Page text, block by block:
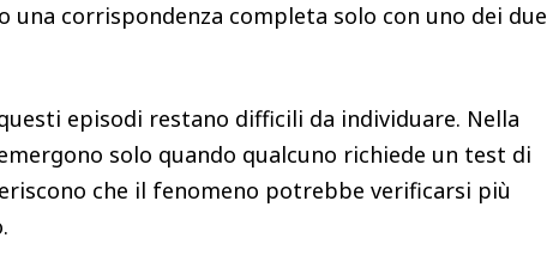
corrispondenza completa solo con uno dei due
episodi restano difficili da individuare. Nella
solo quando qualcuno richiede un test di
che il fenomeno potrebbe verificarsi più